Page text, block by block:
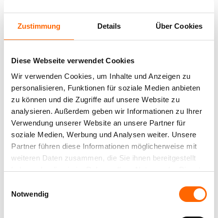
Zustimmung Details Über Cookies
Diese Webseite verwendet Cookies
Wir verwenden Cookies, um Inhalte und Anzeigen zu
personalisieren, Funktionen für soziale Medien anbieten
zu können und die Zugriffe auf unsere Website zu
analysieren. Außerdem geben wir Informationen zu Ihrer
Verwendung unserer Website an unsere Partner für
soziale Medien, Werbung und Analysen weiter. Unsere
Partner führen diese Informationen möglicherweise mit
weiteren Daten zusammen, die Sie ihnen bereitgestellt
haben oder die sie im Rahmen Ihrer Nutzung der Dienste
Notwendig
PUDRIGES BRAUN -
VIELFÄLTIG UND
WANDELBAR
Zartes Puder ist ein stimmungsvoller Taupe-Ton, der
sich harmonisch mit bunten und unbunten Farbtönen
kombinieren lässt. Dunklere Braunnuancen betonen
seine warme, gemütliche Seite. Dezent und
Verwendete Produkte: